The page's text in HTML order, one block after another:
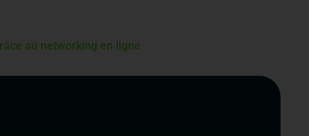
au networking en ligne